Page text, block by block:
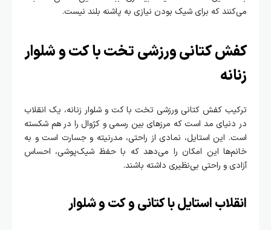
می‌کنند که برای شیک بودن نیازی به پاشنه بلند نیست.
کفش کتانی ورزشی تخت با کت و شلوار
زنانه
ترکیب کفش کتانی ورزشی تخت با کت و شلوار زنانه، یک انقلاب
در دنیای مد است که مرزهای بین رسمی و کژوال را در هم شکسته
است. این استایل، نمادی از راحتی، مدرنیته و جسارت است و به
خانم‌ها این امکان را می‌دهد که با حفظ شیک‌پوشی، احساس
آزادی و راحتی بی‌نظیری داشته باشند.
انقلاب استایل با کتانی و کت و شلوار